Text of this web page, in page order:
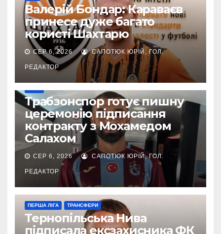
Валерій Бондар: Караваєв
принесе дуже багато
користі Шахтарю
СЕР 6, 2026 САПОТЮК ЮРІЙ, ГОЛ.
РЕДАКТОР
Трабзонспор готує пишну
церемонію підписання
контракту з Мохамедом
Салахом
СЕР 6, 2026 САПОТЮК ЮРІЙ, ГОЛ.
РЕДАКТОР
ПЕРША ЛІГА ТРАНСФЕРИ
Тернопільська Нива
підписала ексзахисника ФК